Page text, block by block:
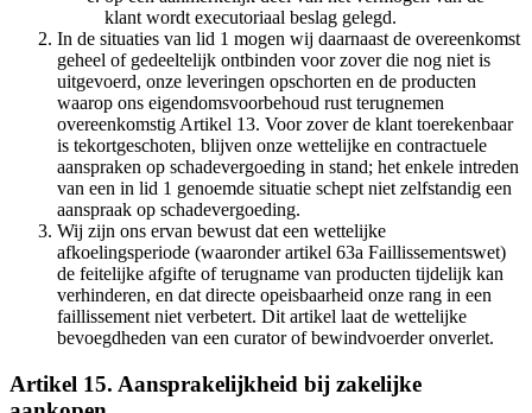
klant wordt executoriaal beslag gelegd.
In de situaties van lid 1 mogen wij daarnaast de overeenkomst
geheel of gedeeltelijk ontbinden voor zover die nog niet is
uitgevoerd, onze leveringen opschorten en de producten
waarop ons eigendomsvoorbehoud rust terugnemen
overeenkomstig Artikel 13. Voor zover de klant toerekenbaar
is tekortgeschoten, blijven onze wettelijke en contractuele
aanspraken op schadevergoeding in stand; het enkele intreden
van een in lid 1 genoemde situatie schept niet zelfstandig een
aanspraak op schadevergoeding.
Wij zijn ons ervan bewust dat een wettelijke
afkoelingsperiode (waaronder artikel 63a Faillissementswet)
de feitelijke afgifte of terugname van producten tijdelijk kan
verhinderen, en dat directe opeisbaarheid onze rang in een
faillissement niet verbetert. Dit artikel laat de wettelijke
bevoegdheden van een curator of bewindvoerder onverlet.
Artikel 15. Aansprakelijkheid bij zakelijke